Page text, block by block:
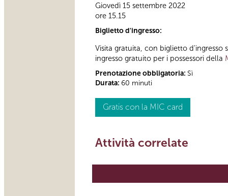
Giovedì 15 settembre 2022
ore 15.15
Biglietto d'ingresso:
Visita gratuita, con biglietto d'ingresso
ingresso gratuito per i possessori della
Prenotazione obbligatoria: Sì
Durata: 60 minuti
Gratis con la MIC card
Attività correlate